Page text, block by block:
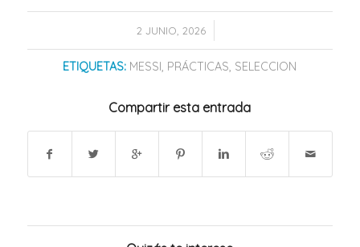
2 JUNIO, 2026
/
ETIQUETAS: MESSI, PRÁCTICAS, SELECCION
Compartir esta entrada